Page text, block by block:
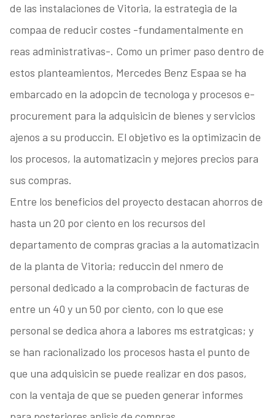
de las instalaciones de Vitoria, la estrategia de la
compaa de reducir costes -fundamentalmente en
reas administrativas-. Como un primer paso dentro de
estos planteamientos, Mercedes Benz Espaa se ha
embarcado en la adopcin de tecnologa y procesos e-
procurement para la adquisicin de bienes y servicios
ajenos a su produccin. El objetivo es la optimizacin de
los procesos, la automatizacin y mejores precios para
sus compras.
Entre los beneficios del proyecto destacan ahorros de
hasta un 20 por ciento en los recursos del
departamento de compras gracias a la automatizacin
de la planta de Vitoria; reduccin del nmero de
personal dedicado a la comprobacin de facturas de
entre un 40 y un 50 por ciento, con lo que ese
personal se dedica ahora a labores ms estratgicas; y
se han racionalizado los procesos hasta el punto de
que una adquisicin se puede realizar en dos pasos,
con la ventaja de que se pueden generar informes